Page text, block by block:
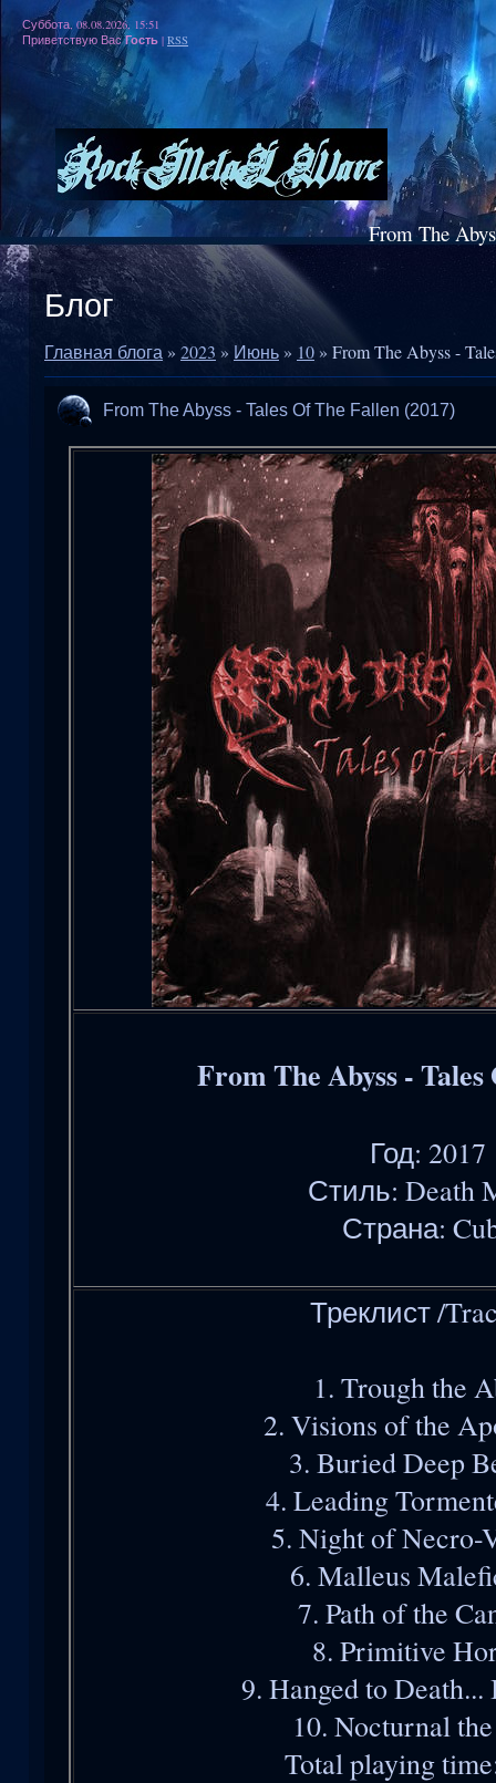
Суббота, 08.08.2026, 15:51
Приветствую Вас Гость | RSS
From The
Блог
Главная блога » 2023 » Июнь» 10 » From The Abyss -
From The Abyss - Tales Of The Fallen (2017)
From The Abyss -
Год: 2017
Стиль: Death
Страна:
Треклист /
1. Trough the
2. Visions of the
3. Buried Deep
4. Leading
5. Night of Necro-
6. Malleus
7. Path of the
8. Primitive
9. Hanged to
10. Nocturnal
Total playing